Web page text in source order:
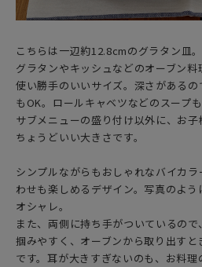
こちらは一辺約12.8cmのグラタン皿。
グラタンやキッシュなどのオーブン
使い勝手のいいサイズ。深さがある
もOK。ロールキャベツなどのスープ
サブメニューの盛り付け以外に、お
ちょうどいい大きさです。
シンプルながらもおしゃれなバイカ
わせも楽しめるデザイン。写真のよ
オシャレ。
また、両側に持ち手がついているの
掴みやすく、オーブンから取り出す
です。耳が大きすぎないのも、お料